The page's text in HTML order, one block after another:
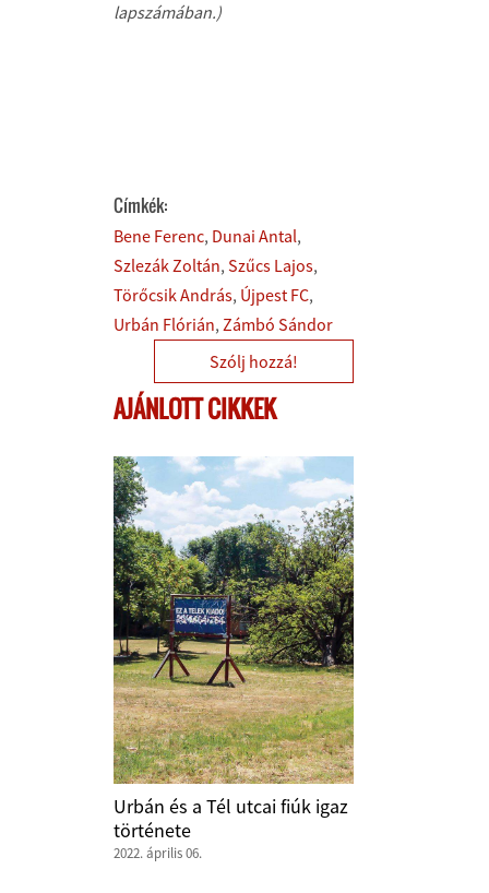
lapszámában.)
Címkék:
Bene Ferenc Dunai Antal
Szlezák Zoltán Szűcs Lajos
Törőcsik András Újpest FC
Urbán Flórián Zámbó Sándor
Szólj hozzá!
AJÁNLOTT CIKKEK
Urbán és a Tél utcai fiúk igaz
története
2022. április 06.